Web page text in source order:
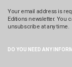
Your email address is
Editions newsletter. You
unsubscribe at any time.
DO YOU NEED ANY